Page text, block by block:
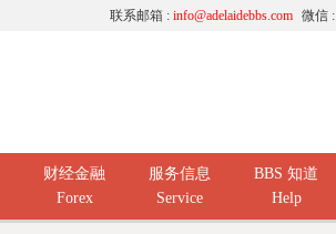
微信 :
联系邮箱 : info@adelaidebbs.com
财经金融
Forex
服务信息
Service
BBS 知道
Help